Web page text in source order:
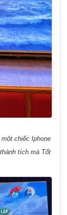
chiếc Iphone
tích mà Tốt